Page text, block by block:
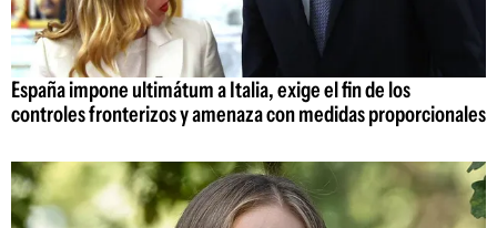
España impone ultimátum a Italia, exige el fin de los
controles fronterizos y amenaza con medidas proporcionales